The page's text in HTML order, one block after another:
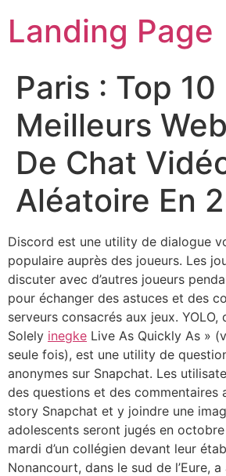
Landing Page
Paris : Top 10
Meilleurs
De Chat
Aléatoire En
Discord est une utility de dialogue
populaire auprès des joueurs. Les
discuter avec d’autres joueurs
pour échanger des astuces et des
serveurs consacrés aux jeux. YOLO,
Solely inegke Live As Quickly As »
seule fois), est une utility de
anonymes sur Snapchat. Les
des questions et des commentaires
story Snapchat et y joindre une
adolescents seront jugés en octobre
mardi d’un collégien devant leur
Nonancourt, dans le sud de l’Eure,